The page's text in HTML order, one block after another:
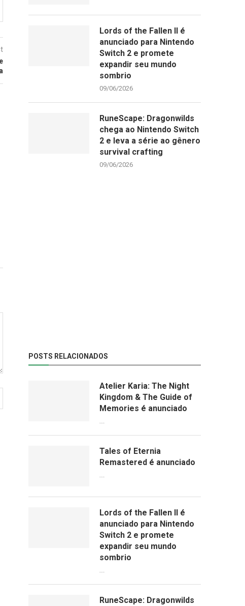
Lords of the Fallen II é
anunciado para Nintendo
Switch 2 e promete
expandir seu mundo
sombrio
09/06/2026
RuneScape: Dragonwilds
chega ao Nintendo Switch
2 e leva a série ao gênero
survival crafting
09/06/2026
POSTS RELACIONADOS
Atelier Karia: The Night
Kingdom & The Guide of
Memories é anunciado
Tales of Eternia
Remastered é anunciado
Lords of the Fallen II é
anunciado para Nintendo
Switch 2 e promete
expandir seu mundo
sombrio
RuneScape: Dragonwilds